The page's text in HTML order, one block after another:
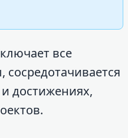
все
достижениях,